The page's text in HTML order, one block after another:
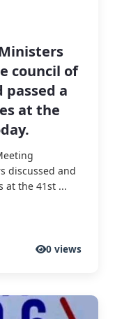
council of
passed a
at the
discussed and
at the 41st ...
0 views